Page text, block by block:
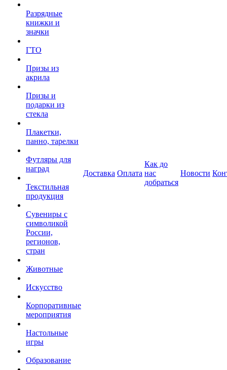
Разрядные
книжки и
значки
ГТО
Призы из
акрила
Призы и
подарки из
стекла
Плакетки,
панно, тарелки
Футляры для
наград
Текстильная
продукция
Сувениры с
символикой
России,
регионов,
стран
Животные
Искусство
Корпоративные
мероприятия
Настольные
игры
Образование
Доставка Оплата
Как до
нас
добраться
Новости